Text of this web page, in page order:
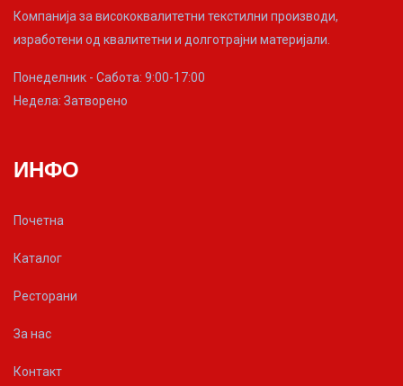
Компанија за висококвалитетни текстилни производи,
изработени од квалитетни и долготрајни материјали.
Понеделник - Сабота: 9:00-17:00
Недела: Затворено
ИНФО
Почетна
Каталог
Ресторани
За нас
Контакт